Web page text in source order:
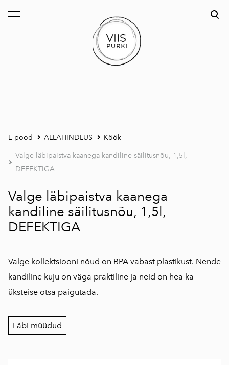
lisati ostukorvi. Vaata ostukorvi
E-pood ALLAHINDLUS Köök
Valge läbipaistva kaanega kandiline säilitusnõu, 1,5l,
DEFEKTIGA
Valge läbipaistva kaanega
kandiline säilitusnõu, 1,5l,
DEFEKTIGA
Valge kollektsiooni nõud on BPA vabast plastikust. Nende
kandiline kuju on väga praktiline ja neid on hea ka
üksteise otsa paigutada.
Läbi müüdud